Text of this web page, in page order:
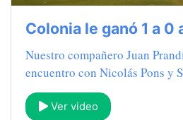
Colonia le ganó 1 a 0
Nuestro compañero Juan
encuentro con Nicolás Pons y
Ver video